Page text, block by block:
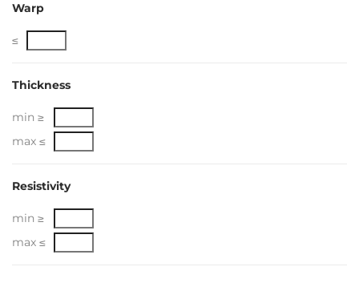
Warp
≤
Thickness
min ≥
max ≤
Resistivity
min ≥
max ≤